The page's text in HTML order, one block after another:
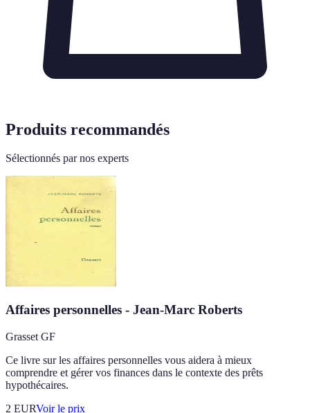
Produits recommandés
Sélectionnés par nos experts
Affaires personnelles - Jean-Marc Roberts
Grasset GF
Ce livre sur les affaires personnelles vous aidera à mieux
comprendre et gérer vos finances dans le contexte des prêts
hypothécaires.
2 EURVoir le prix